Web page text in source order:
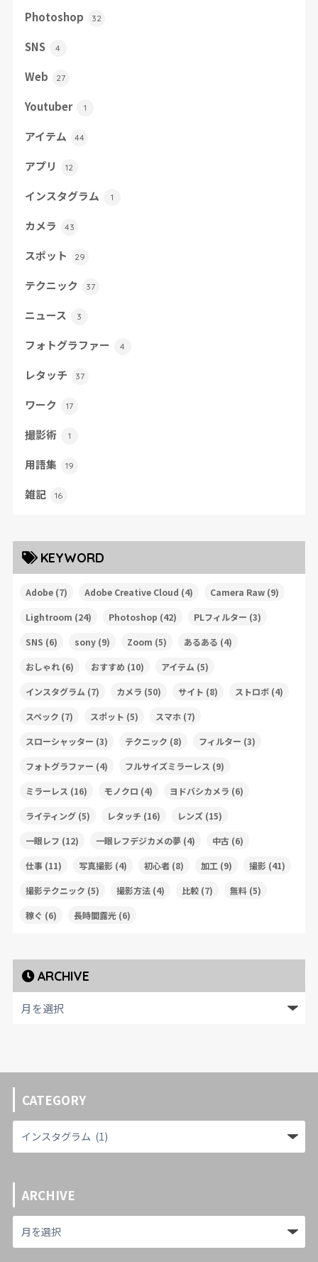
Photoshop 32
SNS 4
Web 27
Youtuber 1
アイテム 44
アプリ 12
インスタグラム 1
カメラ 43
スポット 29
テクニック 37
ニュース 3
フォトグラファー 4
レタッチ 37
ワーク 17
撮影術 1
用語集 19
雑記 16
KEYWORD
Adobe(7) Adobe Creative Cloud (4) Camera Raw(9)
Lightroom (24) Photoshop (42) PLフィルター (3)
SNS (6) sony(9) Zoom (5) あるある (4)
おしゃれ(6) おすすめ (10) アイテム (5)
インスタグラム (7) カメラ (50) サイト (8) ストロボ(4)
スペック (7) スポット (5) スマホ(7)
スローシャッター (3) テクニック (8) フィルター (3)
フォトグラファー (4) フルサイズミラーレス (9)
ミラーレス (16) モノクロ (4) ヨドバシカメラ (6)
ライティング(5) レタッチ (16) レンズ(15)
一眼レフ (12) 一眼レフデジカメの夢(4) 中古(6)
仕事(11) 写真撮影 (4) 初心者(8) 加工 (9) 撮影 (41)
撮影テクニック (5) 撮影方法(4) 比較(7) 無料(5)
稼ぐ (6) 長時間露光(6)
ARCHIVE
CATEGORY
ARCHIVE